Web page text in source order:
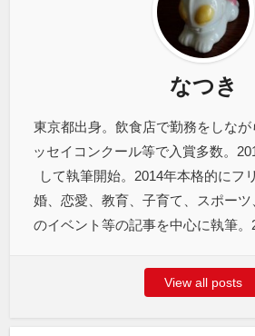
なつき
東京都出身。飲食店で勤務をしな
ッセイコンクール等で入賞多数。
して執筆開始。2014年本格的にフ
婚、恋愛、教育、子育て、スポー
のイベント等の記事を中心に執筆。
View all posts